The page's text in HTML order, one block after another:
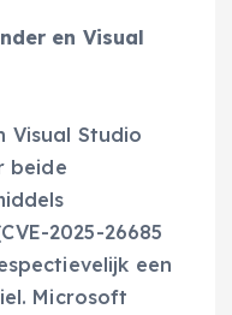
en Visual
Visual Studio
beide
2025-26685
een
Microsoft